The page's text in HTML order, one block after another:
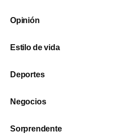
Opinión
Estilo de vida
Deportes
Negocios
Sorprendente